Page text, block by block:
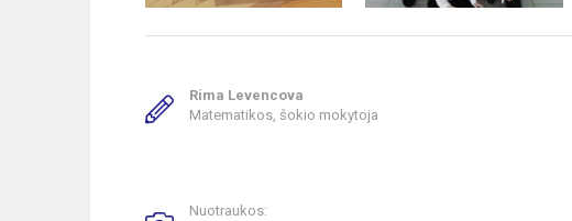
Rima Levencova
Matematikos, šokio mokytoja
Nuotraukos: